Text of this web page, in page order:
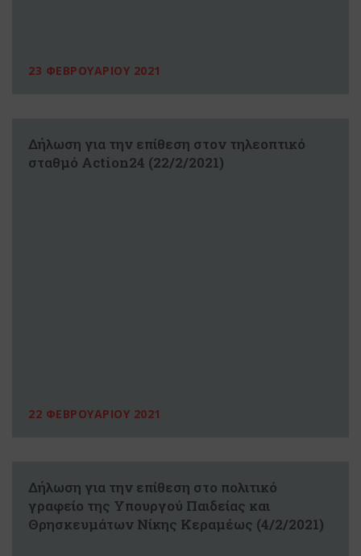
23 ΦΕΒΡΟΥΑΡΙΟΥ 2021
Δήλωση για την επίθεση στον τηλεοπτικό
σταθμό Action24 (22/2/2021)
22 ΦΕΒΡΟΥΑΡΙΟΥ 2021
Δήλωση για την επίθεση στο πολιτικό
γραφείο της Υπουργού Παιδείας και
Θρησκευμάτων Νίκης Κεραμέως (4/2/2021)